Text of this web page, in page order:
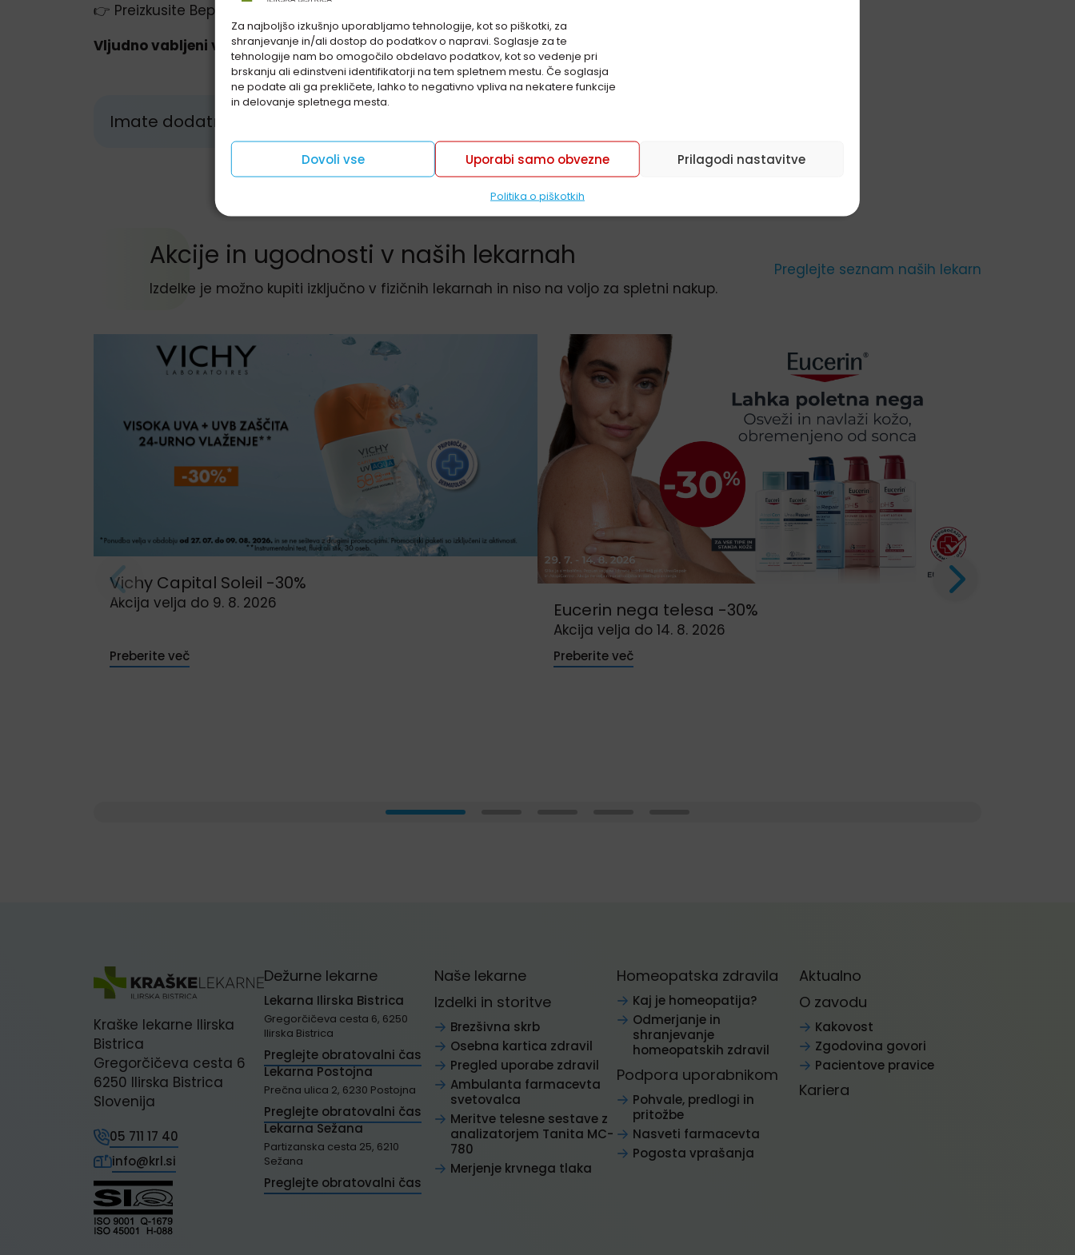
Za najboljšo izkušnjo uporabljamo tehnologije, kot so piškotki, za
shranjevanje in/ali dostop do podatkov o napravi. Soglasje za te
tehnologije nam bo omogočilo obdelavo podatkov, kot so vedenje pri
brskanju ali edinstveni identifikatorji na tem spletnem mestu. Če soglasja
ne podate ali ga prekličete, lahko to negativno vpliva na nekatere funkcije
in delovanje spletnega mesta.
Dovoli vse Uporabi samo obvezne Prilagodi nastavitve
Politika o piškotkih
👉 Preizkusite Bepanthol kapljice za oči še danes!
Vljudno vabljeni v naše lekarne!
Imate dodatna vprašanja?
Preskoči sekcijo Akcije in ugodnosti
Akcije in ugodnosti v naših lekarnah
Izdelke je možno kupiti izključno v fizičnih lekarnah in niso na voljo za spletni nakup.
Preglejte seznam naših lekarn
Vichy Capital Soleil -30%
Akcija velja do 9. 8. 2026
Preberite več
Eucerin nega telesa -30%
Akcija velja do 14. 8. 2026
Preberite več
Kraške lekarne Ilirska
Bistrica
Gregorčičeva cesta 6
6250 Ilirska Bistrica
Slovenija
05 711 17 40
info@krl.si
Dežurne lekarne
Lekarna Ilirska Bistrica
Gregorčičeva cesta 6, 6250
Ilirska Bistrica
Preglejte obratovalni čas
Lekarna Postojna
Prečna ulica 2, 6230 Postojna
Preglejte obratovalni čas
Lekarna Sežana
Partizanska cesta 25, 6210
Sežana
Preglejte obratovalni čas
Naše lekarne
Izdelki in storitve
Brezšivna skrb
Osebna kartica zdravil
Pregled uporabe zdravil
Ambulanta farmacevta
svetovalca
Meritve telesne sestave z
analizatorjem Tanita MC-
780
Merjenje krvnega tlaka
Homeopatska zdravila
Kaj je homeopatija?
Odmerjanje in
shranjevanje
homeopatskih zdravil
Podpora uporabnikom
Pohvale, predlogi in
pritožbe
Nasveti farmacevta
Pogosta vprašanja
Aktualno
O zavodu
Kakovost
Zgodovina govori
Pacientove pravice
Kariera